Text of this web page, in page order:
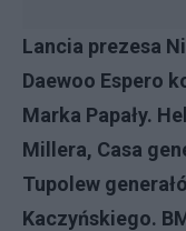
Lancia prezesa
Daewoo Espero
Marka Papały.
Millera, Casa
Tupolew
Kaczyńskiego.